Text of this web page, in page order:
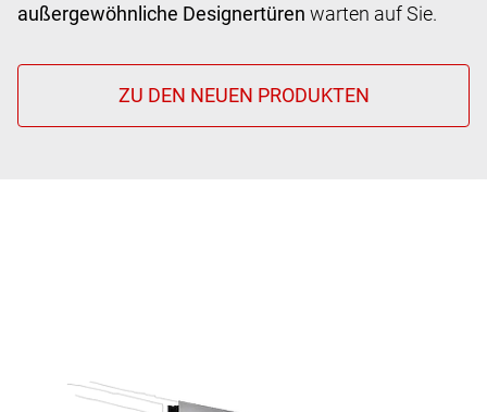
außergewöhnliche Designertüren warten auf Sie.